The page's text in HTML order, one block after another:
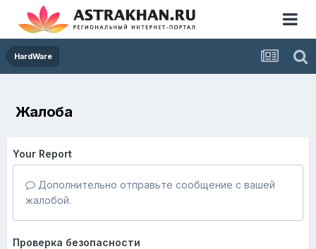
HardWare
Жалоба
Your Report
Дополнительно отправьте сообщение с вашей
жалобой.
Проверка безопасности